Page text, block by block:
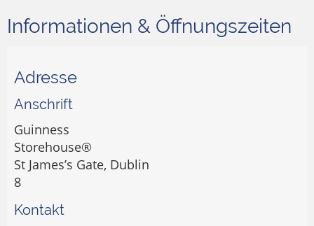
Informationen & Öffnungszeiten
Adresse
Anschrift
Guinness
Storehouse®
St James’s Gate, Dublin
8
Kontakt